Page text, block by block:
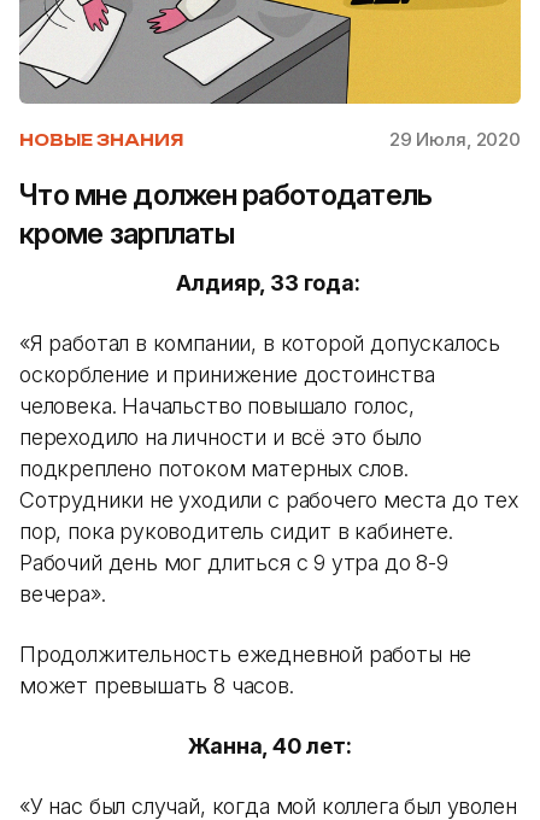
НОВЫЕ ЗНАНИЯ 29 Июля, 2020
Что мне должен работодатель
кроме зарплаты
Алдияр, 33 года:
«Я работал в компании, в которой допускалось
оскорбление и принижение достоинства
человека. Начальство повышало голос,
переходило на личности и всё это было
подкреплено потоком матерных слов.
Сотрудники не уходили с рабочего места до тех
пор, пока руководитель сидит в кабинете.
Рабочий день мог длиться с 9 утра до 8-9
вечера».
Продолжительность ежедневной работы не
может превышать 8 часов.
Жанна, 40 лет:
«У нас был случай, когда мой коллега был уволен